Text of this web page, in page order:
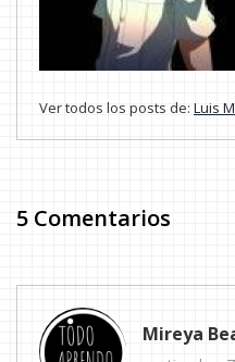
Ver todos los posts de: Luis
5 Comentarios
Mireya